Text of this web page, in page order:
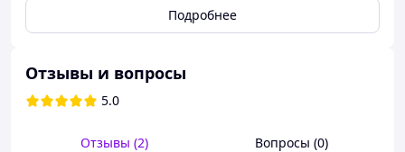
Подробнее
Отзывы и вопросы
5.0
Отзывы (2) Вопросы (0)